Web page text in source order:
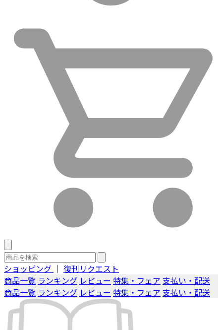
ショッピング ｜ 復刊リクエスト
商品一覧 ランキング レビュー 特集・フェア 支払い・配送
商品一覧 ランキング レビュー 特集・フェア 支払い・配送